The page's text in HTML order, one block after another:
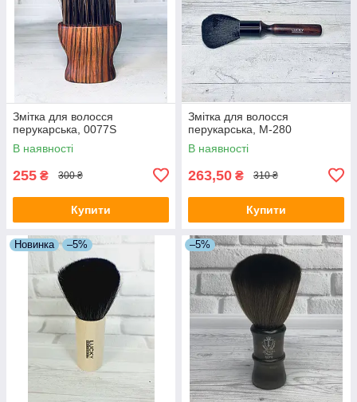
Змітка для волосся
перукарська, 0077S
В наявності
255 ₴ 300 ₴
Купити
Змітка для волосся
перукарська, M-280
В наявності
263,50 ₴ 310 ₴
Купити
Новинка –5% –5%